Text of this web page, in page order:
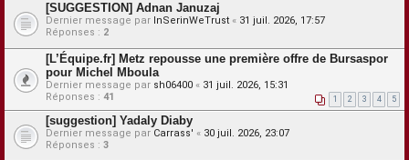
[SUGGESTION] Adnan Januzaj
Dernier message par InSerinWeTrust « 31 juil. 2026, 17:57
Réponses : 2
[L’Équipe.fr] Metz repousse une première offre de Bursaspor
pour Michel Mboula
Dernier message par sh06400 « 31 juil. 2026, 15:31
Réponses : 41 1 2 3 4 5
[suggestion] Yadaly Diaby
Dernier message par Carrass' « 30 juil. 2026, 23:07
Réponses : 3